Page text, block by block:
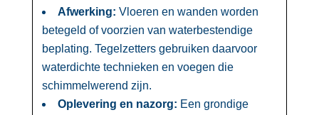
Afwerking: Vloeren en wanden worden
betegeld of voorzien van waterbestendige
beplating.​ Tegelzetters gebruiken daarvoor
waterdichte technieken en voegen die
schimmelwerend zijn.​
Oplevering en nazorg: Een grondige